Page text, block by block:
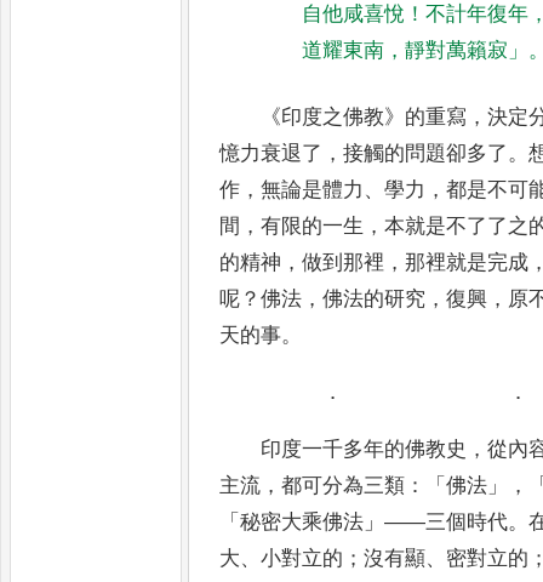
自他咸喜悅 ！不計年復年
道耀東南 ，靜對萬籟寂 」
《印度之佛教》 的重寫 ，決定
憶力衰退了 ，接觸的問題卻多了。
作 ，無論是體力 、學力 ，都是不可
間 ，有限的一生 ，本就是不了了之
的精神 ，做到那裡 ，那裡就是完成
呢 ？佛法 ，佛法的研究 ，復興 ， 原
天的事。
． ．
印度一千多年的佛教史 ，從內
主流 ，都可分為三類 ：「佛法 」，
「秘密大乘佛法 」——三個時代。
大、小對立的 ；沒有顯、 密對立的